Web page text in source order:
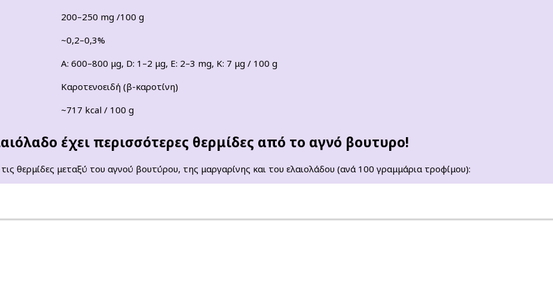
200–250 mg /100 g
~0,2–0,3%
A: 600–800 μg, D: 1–2 μg, E: 2–3 mg, K: 7 μg / 100 g
Καροτενοειδή (β-καροτίνη)
~717 kcal / 100 g
έχει περισσότερες θερμίδες από το αγνό βουτυρο!
θερμίδες μεταξύ του αγνού βουτύρου, της μαργαρίνης και του ελαιολάδου (ανά 100 γραμμάρια τροφίμου):